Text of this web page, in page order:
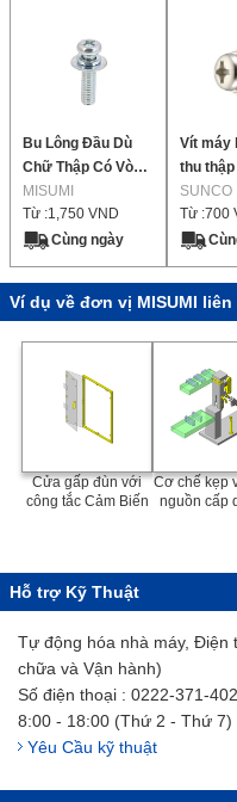
Bu Lông Đầu Dù
Chữ Thập Có Vòng
Đệm
MISUMI
Từ :1,750 VND
Cùng ngày
Vít máy
thu
P=3 (lắp
SW+JIS
4,000
gói】
SUNCO
Từ :700
Ví dụ về đơn vị MISUMI
Cửa gấp đùn với
công tắc Cảm Biến
Cơ chế kẹp
nguồn cấp
Hỗ trợ Kỹ Thuật
Tự động hóa nhà máy, Điện
chữa và Vận hành)
Số điện thoại : 0222-371-
8:00 - 18:00 (Thứ 2 - Thứ 7)
Yêu Cầu kỹ thuật